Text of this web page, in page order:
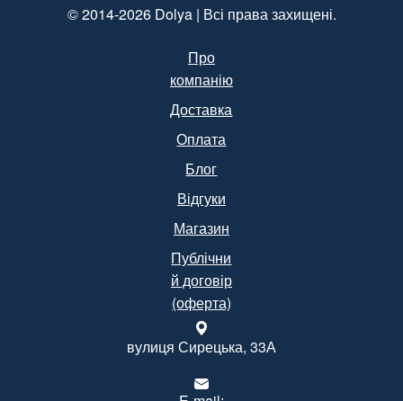
© 2014-2026 Dolya | Всі права захищені.
Про
компанію
Доставка
Оплата
Блог
Відгуки
Магазин
Публічни
й договір
(оферта)
вулиця Сирецька, 33А